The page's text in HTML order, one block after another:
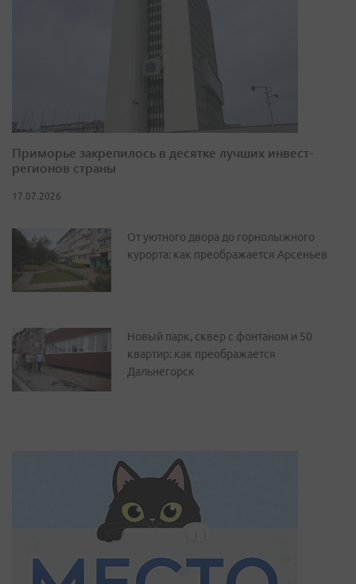
Приморье закрепилось в десятке лучших инвест-
регионов страны
17.07.2026
От уютного двора до горнолыжного
курорта: как преображается Арсеньев
Новый парк, сквер с фонтаном и 50
квартир: как преображается
Дальнегорск